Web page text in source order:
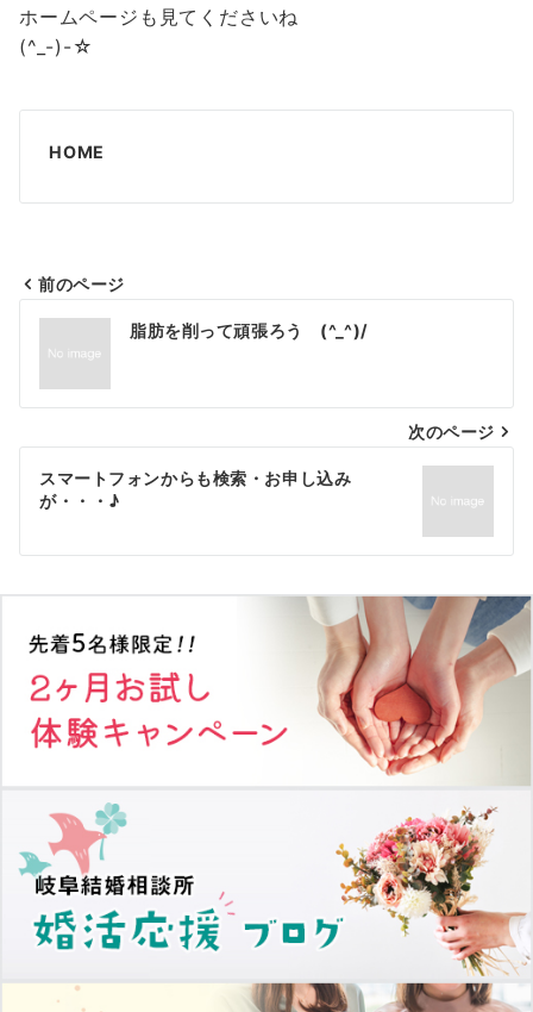
ホームページも見てくださいね
(^_-)-☆
HOME
投
ナ
ビ
ゲ
ー
シ
ョ
ン
前のページ
脂肪を削って頑張ろう (^_^)/
次のページ
スマートフォンからも検索・お申し込み
が・・・♪